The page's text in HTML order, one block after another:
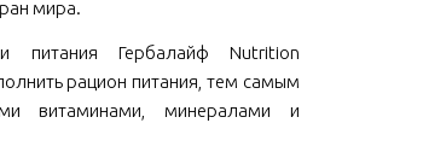
мира.
питания Гербалайф Nutrition
рацион питания, тем самым
витаминами, минералами и